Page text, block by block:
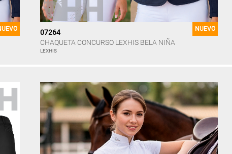
07264 NUEVO
CHAQUETA CONCURSO LEXHIS BELA NIÑA
LEXHIS